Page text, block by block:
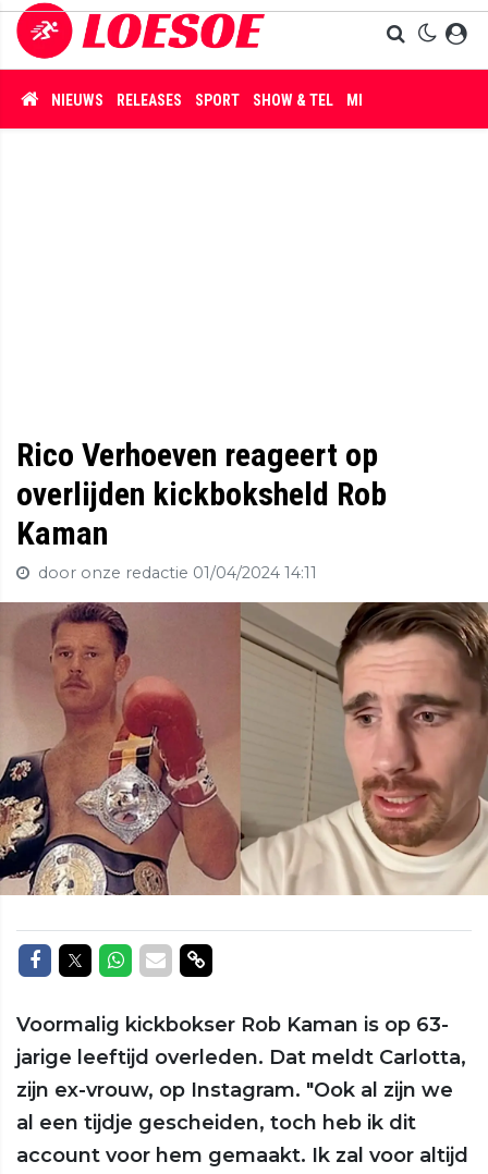
NIEUWS RELEASES SPORT SHOW & TEL MISDAAD
Rico Verhoeven reageert op
overlijden kickboksheld Rob
Kaman
door onze redactie 01/04/2024 14:11
Delen op Facebook
Delen op Twitter
Delen op Whatsapp
Delen via Mail
Delen via link
Voormalig kickbokser Rob Kaman is op 63-
jarige leeftijd overleden. Dat meldt Carlotta,
zijn ex-vrouw, op Instagram. "Ook al zijn we
al een tijdje gescheiden, toch heb ik dit
account voor hem gemaakt. Ik zal voor altijd